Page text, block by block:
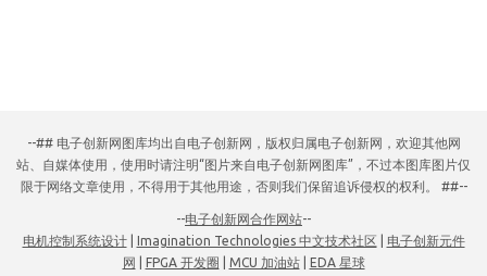
--## 电子创新网图库均出自电子创新网，版权归属电子创新网，欢迎其他网
站、自媒体使用，使用时请注明“图片来自电子创新网图库”，不过本图库图片仅
限于网络文章使用，不得用于其他用途，否则我们保留追诉侵权的权利。 ##--
--电子创新网合作网站--
电机控制系统设计| Imagination Technologies 中文技术社区
电子创新元件
网
FPGA 开发圈 MCU 加油站| EDA 星球